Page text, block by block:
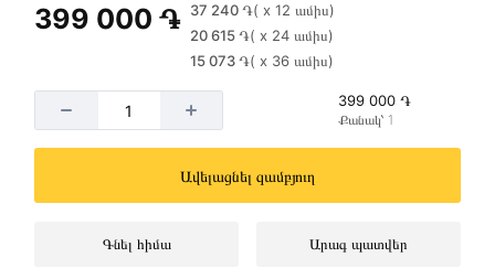
399 000 ֏ 37 240 ֏( x 12 ամիս)
20 615 ֏( x 24 ամիս)
15 073 ֏( x 36 ամիս)
399 000 ֏
Քանակ՝ 1
Ավելացնել զամբյուղ
Գնել հիմա Արագ պատվեր